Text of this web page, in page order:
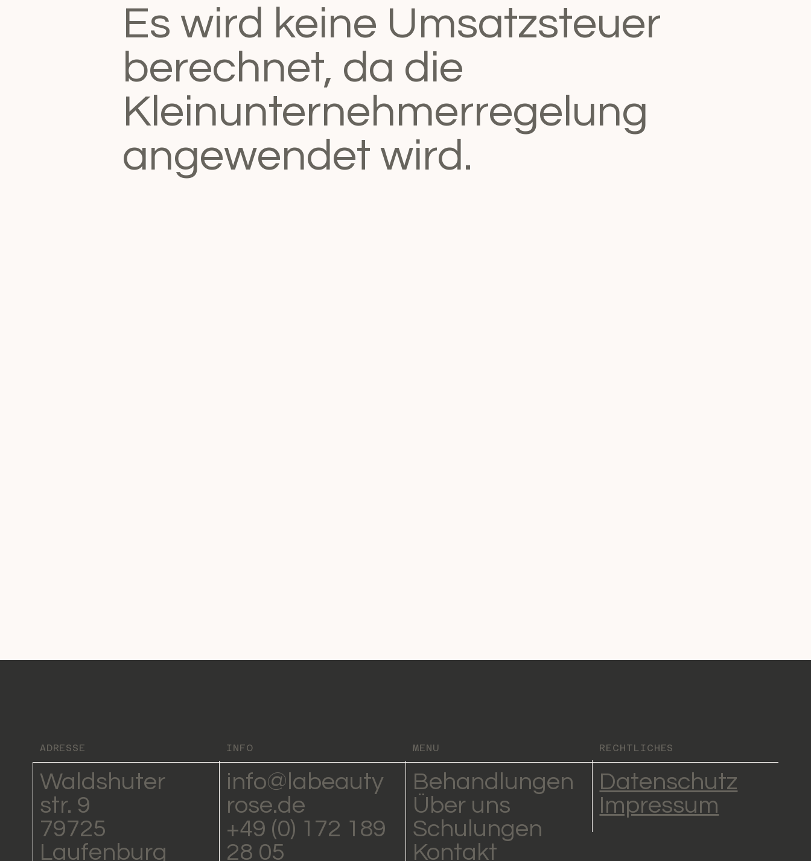
Es wird keine Umsatzsteuer
berechnet, da die
Kleinunternehmerregelung
angewendet wird.
ADRESSE
Waldshuter
str. 9
79725
Laufenburg
INFO
info@labeauty
rose.de
+49 (0) 172 189
28 05
MENU
Behandlungen
Über uns
Schulungen
Kontakt
RECHTLICHES
Datenschutz
Impressum